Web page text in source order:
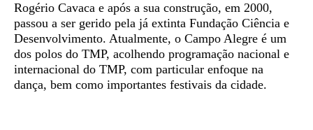
Rogério Cavaca e após a sua construção, em 2000,
passou a ser gerido pela já extinta Fundação Ciência e
Desenvolvimento. Atualmente, o Campo Alegre é um
dos polos do TMP, acolhendo programação nacional e
internacional do TMP, com particular enfoque na
dança, bem como importantes festivais da cidade.